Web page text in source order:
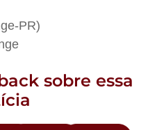
PR)
sobre essa